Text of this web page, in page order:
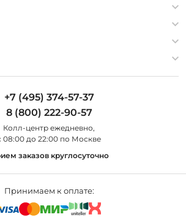
+7 (495) 374-57-37
8 (800) 222-90-57
Колл-центр eжедневно,
08:00 до 22:00 по Москве
заказов круглосуточно
Принимаем к оплате: